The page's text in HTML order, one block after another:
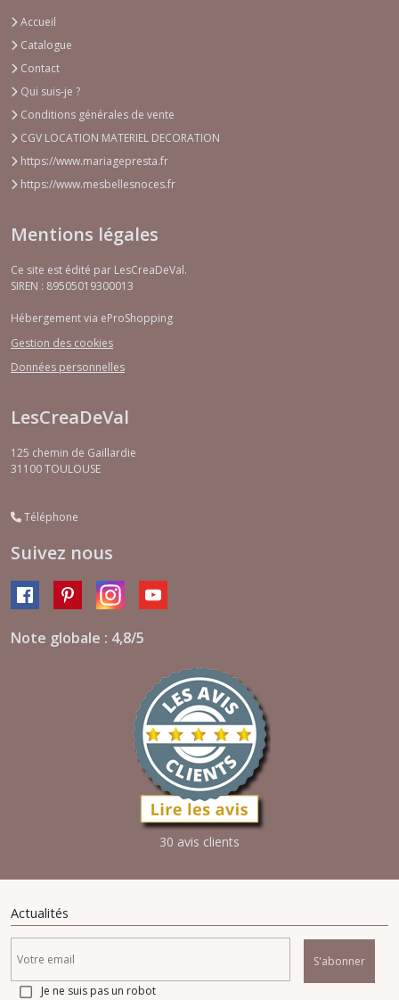
Accueil
Catalogue
Contact
Qui suis-je ?
Conditions générales de vente
CGV LOCATION MATERIEL DECORATION
https://www.mariagepresta.fr
https://www.mesbellesnoces.fr
Mentions légales
Ce site est édité par LesCreaDeVal.
SIREN : 89505019300013
Hébergement via eProShopping
Gestion des cookies
Données personnelles
LesCreaDeVal
125 chemin de Gaillardie
31100TOULOUSE
Téléphone
Suivez nous
Note globale : 4,8/5
30 avis clients
Actualités
S'abonner
Je ne suis pas un robot